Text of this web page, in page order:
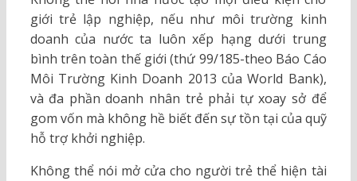
giới trẻ lập nghiệp, nếu như môi trường kinh
doanh của nước ta luôn xếp hạng dưới trung
bình trên toàn thế giới (thứ 99/185-theo Báo Cáo
Môi Trường Kinh Doanh 2013 của World Bank),
và đa phần doanh nhân trẻ phải tự xoay sở để
gom vốn mà không hề biết đến sự tồn tại của quỹ
hỗ trợ khởi nghiệp.
Không thể nói mở cửa cho người trẻ thể hiện tài